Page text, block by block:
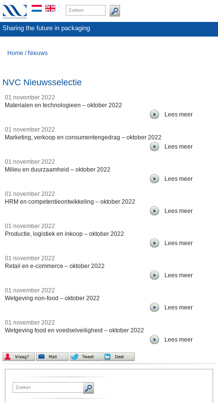
Sharing the future in packaging
Home / Nieuws
NVC Nieuwsselectie
01 november 2022
Materialen en technologieen – oktober 2022
Lees meer
01 november 2022
Marketing, verkoop en consumentengedrag – oktober 2022
Lees meer
01 november 2022
Milieu en duurzaamheid – oktober 2022
Lees meer
01 november 2022
HRM en competentieontwikkeling – oktober 2022
Lees meer
01 november 2022
Productie, logistiek en inkoop – oktober 2022
Lees meer
01 november 2022
Retail en e-commerce – oktober 2022
Lees meer
01 november 2022
Wetgeving non-food – oktober 2022
Lees meer
01 november 2022
Wetgeving food en voedselveiligheid – oktober 2022
Lees meer